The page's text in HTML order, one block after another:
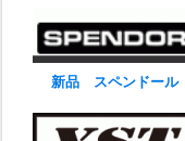
新品 スペンドール